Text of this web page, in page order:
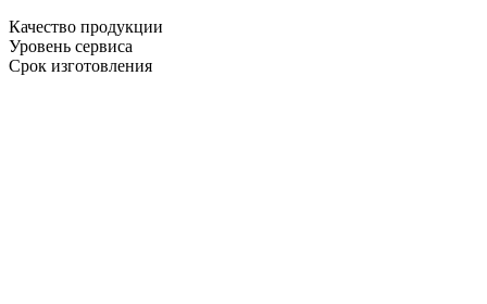
Качество продукции
Уровень сервиса
Срок изготовления